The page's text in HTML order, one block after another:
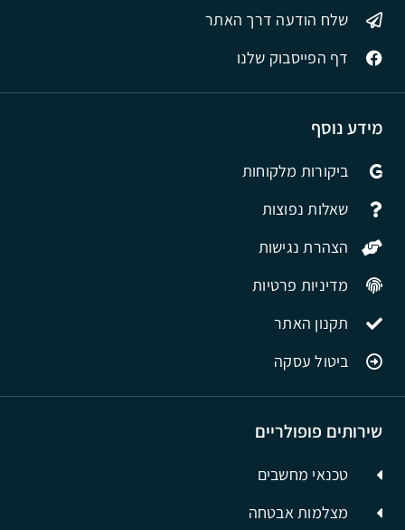
שירותים פופולריים
טכנאי מחשבים
מצלמות אבטחה
מידע נוסף
ביקורות מלקוחות
שאלות נפוצות
הצהרת נגישות
מדיניות פרטיות
תקנון האתר
ביטול עסקה
שלח הודעה דרך האתר
דף הפייסבוק שלנו